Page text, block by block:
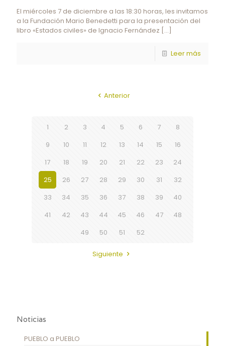
El miércoles 7 de diciembre a las 18:30 horas, les invitamos
a la Fundación Mario Benedetti para la presentación del
libro «Estados civiles» de Ignacio Fernández […]
Leer más
Anterior
1 2 3 4 5 6 7
8
9
10 11 12 13 14 15
16
17
18 19 20 21 22 23
24
25
26 27 28 29 30 31
32
33
34 35 36 37 38 39
40
41
42 43 44 45 46 47
48
49
50 51 52
Siguiente
Noticias
PUEBLO a PUEBLO